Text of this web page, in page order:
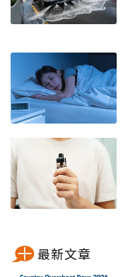
最新文章